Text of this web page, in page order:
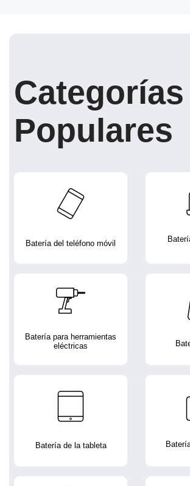
Categorías
Populares
Batería del teléfono móvil
Batería para herramientas
eléctricas
Batería de la tableta